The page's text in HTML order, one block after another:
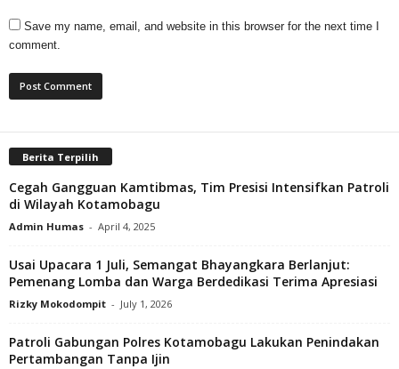
Save my name, email, and website in this browser for the next time I
comment.
Berita Terpilih
Cegah Gangguan Kamtibmas, Tim Presisi Intensifkan Patroli
di Wilayah Kotamobagu
Admin Humas - April 4, 2025
Usai Upacara 1 Juli, Semangat Bhayangkara Berlanjut:
Pemenang Lomba dan Warga Berdedikasi Terima Apresiasi
Rizky Mokodompit - July 1, 2026
Patroli Gabungan Polres Kotamobagu Lakukan Penindakan
Pertambangan Tanpa Ijin